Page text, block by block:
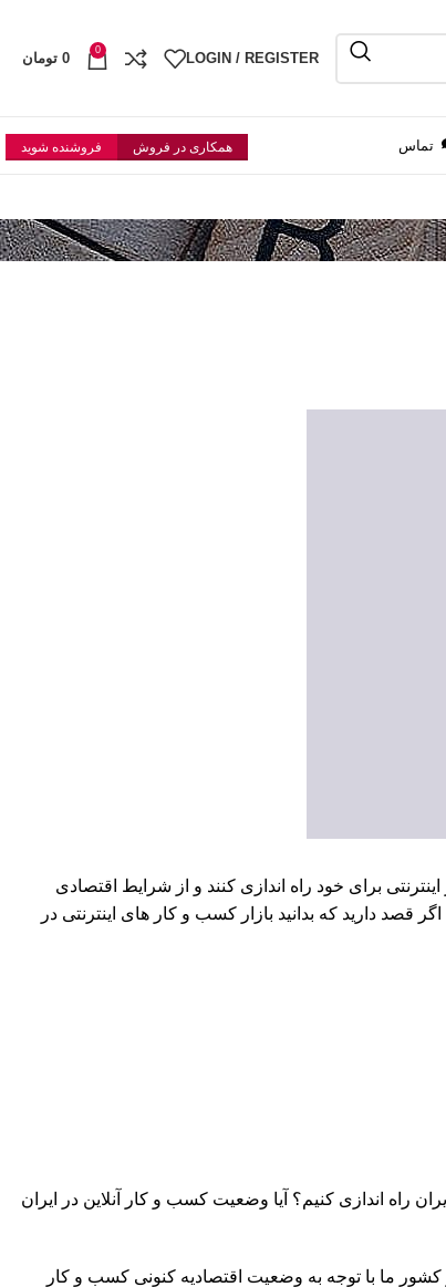
LOGIN / REGISTER
0
0 تومان
تماس همکاری در فروش فروشنده شوید
برای خود راه اندازی کنند و از شرایط اقتصادی
دارید که بدانید بازار کسب و کار های اینترنتی در
راه اندازی کنیم؟ آیا وضعیت کسب و کار آنلاین در ایران
ما با توجه به وضعیت اقتصادیه کنونی کسب و کار